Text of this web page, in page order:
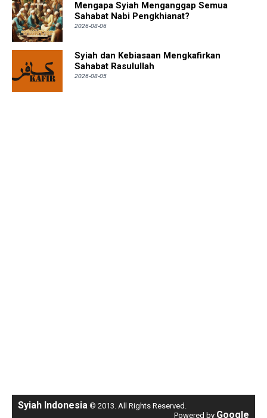
Mengapa Syiah Menganggap Semua
Sahabat Nabi Pengkhianat?
2026-08-06
Syiah dan Kebiasaan Mengkafirkan
Sahabat Rasulullah
2026-08-05
Syiah Indonesia © 2013. All Rights Reserved.
Powered by Google